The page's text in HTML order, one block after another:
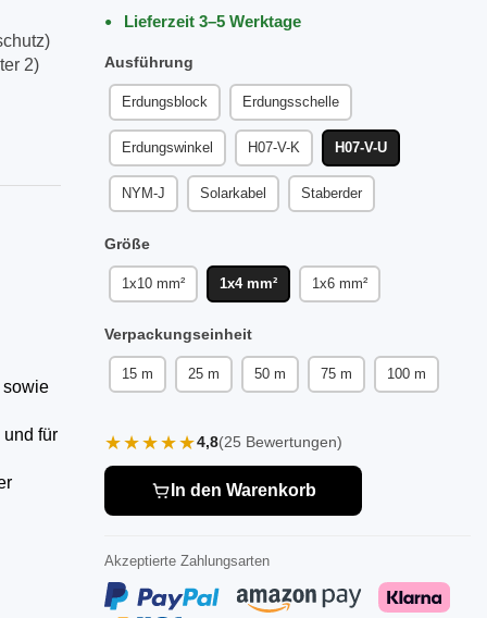
2)
sowie
für
Lieferzeit 3–5 Werktage
Ausführung
Erdungsblock Erdungsschelle
Erdungswinkel H07-V-K H07-V-U
NYM-J Solarkabel Staberder
Größe
1x10 mm² 1x4 mm² 1x6 mm²
Verpackungseinheit
15 m 25 m 50 m 75 m 100 m
★★★★★4,8(25 Bewertungen)
In den Warenkorb
Akzeptierte Zahlungsarten